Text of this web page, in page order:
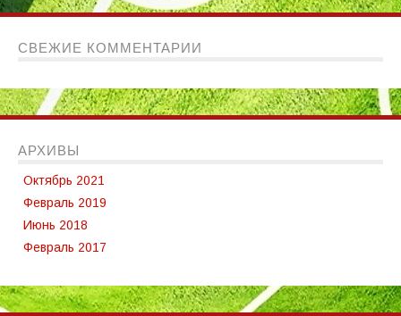
СВЕЖИЕ КОММЕНТАРИИ
АРХИВЫ
Октябрь 2021
Февраль 2019
Июнь 2018
Февраль 2017